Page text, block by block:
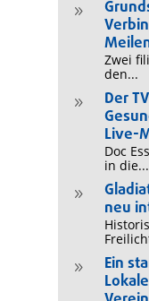
9
Zwei
den...
9
Der
Live-
Doc
in die...
9
neu
9
Ein